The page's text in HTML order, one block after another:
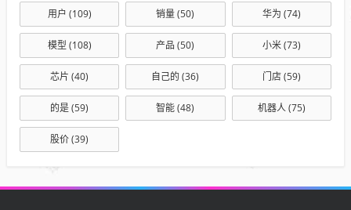
用户 (109) 销量(50) 华为 (74)
模型 (108) 产品 (50) 小米(73)
芯片 (40) 自己的 (36) 门店(59)
的是(59) 智能(48) 机器人(75)
股价(39)